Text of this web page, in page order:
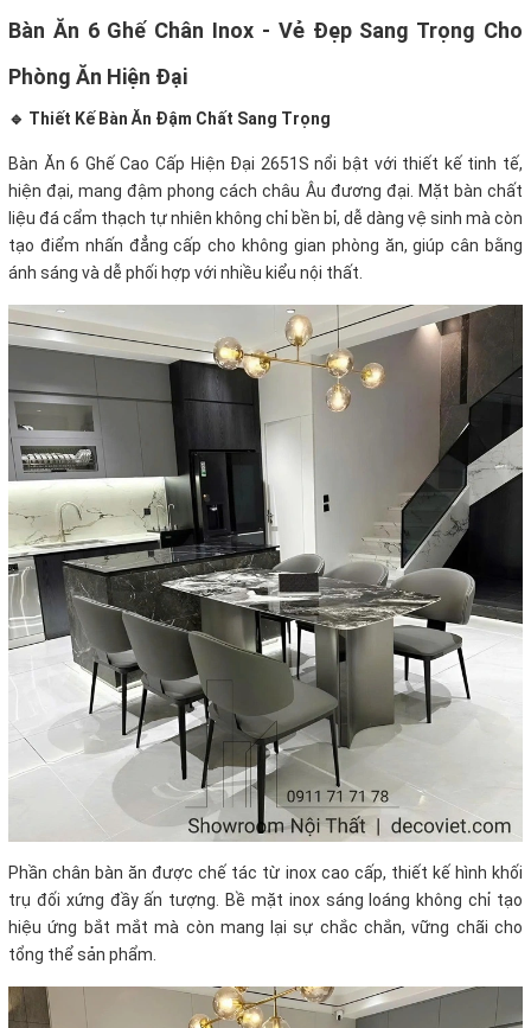
Bàn Ăn 6 Ghế Chân Inox - Vẻ Đẹp Sang Trọng Cho
Phòng Ăn Hiện Đại
🔹 Thiết Kế Bàn Ăn Đậm Chất Sang Trọng
Bàn Ăn 6 Ghế Cao Cấp Hiện Đại 2651S nổi bật với thiết kế tinh tế,
hiện đại, mang đậm phong cách châu Âu đương đại. Mặt bàn chất
liệu đá cẩm thạch tự nhiên không chỉ bền bỉ, dễ dàng vệ sinh mà còn
tạo điểm nhấn đẳng cấp cho không gian phòng ăn, giúp cân bằng
ánh sáng và dễ phối hợp với nhiều kiểu nội thất.
Phần chân bàn ăn được chế tác từ inox cao cấp, thiết kế hình khối
trụ đối xứng đầy ấn tượng. Bề mặt inox sáng loáng không chỉ tạo
hiệu ứng bắt mắt mà còn mang lại sự chắc chắn, vững chãi cho
tổng thể sản phẩm.